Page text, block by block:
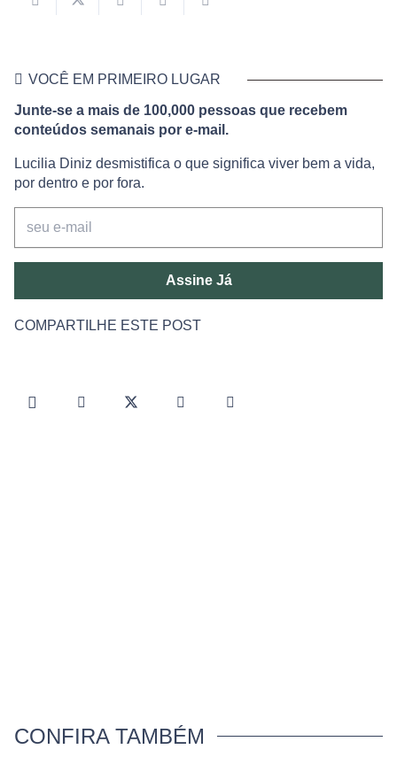
VOCÊ EM PRIMEIRO LUGAR
Junte-se a mais de 100,000 pessoas que recebem
conteúdos semanais por e-mail.
Lucilia Diniz desmistifica o que significa viver bem a vida,
por dentro e por fora.
Assine Já
COMPARTILHE ESTE POST
CONFIRA TAMBÉM